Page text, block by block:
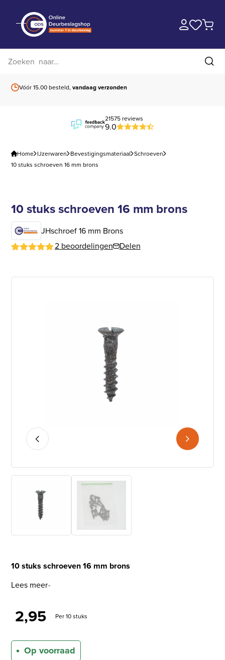
Vóór 15.00 besteld,vandaag verzonden
21575 reviews
9.0
Home IJzerwaren Bevestigingsmateriaal Schroeven
10 stuks schroeven 16 mm brons
10 stuks schroeven 16 mm brons
JHschroef 16 mm Brons
2beoordelingen Delen
10 stuks schroeven 16 mm brons
Lees meer
2,95 Per 10 stuks
Op voorraad